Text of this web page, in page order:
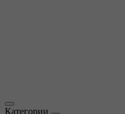
Категории